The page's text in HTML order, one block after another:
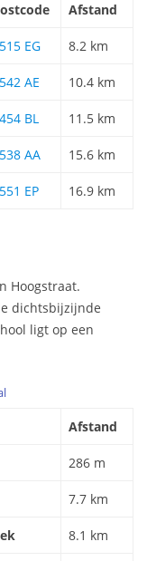
Afstand
EG 8.2 km
AE 10.4 km
BL 11.5 km
AA 15.6 km
EP 16.9 km
Hoogstraat.
dichtsbijzijnde
ligt op een
Afstand
286 m
7.7 km
8.1 km